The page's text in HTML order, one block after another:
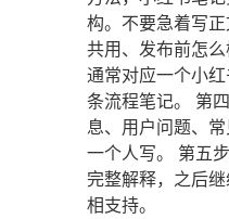
构。不要急着写
共用、发布前怎
通常对应一个小
条流程笔记。 第
息、用户问题、
一个人写。 第五
完整解释，之后
相支持。